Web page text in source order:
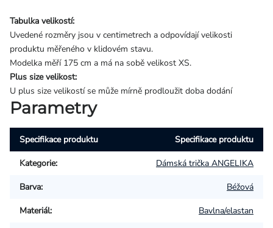
Tabulka velikostí:
Uvedené rozměry jsou v centimetrech a odpovídají velikosti
produktu měřeného v klidovém stavu.
Modelka měří 175 cm a má na sobě velikost XS.
Plus size velikost:
U plus size velikostí se může mírně prodloužit doba dodání
Parametry
Specifikace produktu Specifikace produktu
Kategorie: Dámská trička ANGELIKA
Barva: Béžová
Materiál: Bavlna/elastan